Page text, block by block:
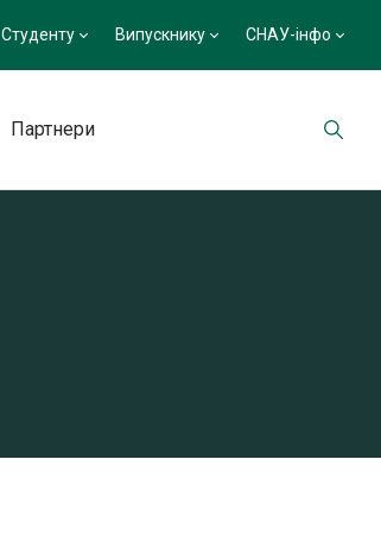
Студенту Випускнику СНАУ-інфо
Партнери